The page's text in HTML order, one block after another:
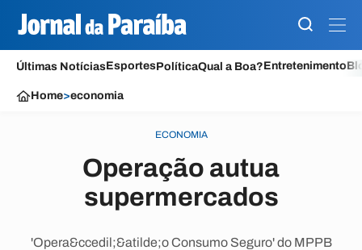
Últimas NotíciasEsportesPolíticaQual a Boa?Entretenimento
Home>economia
ECONOMIA
Operação autua
supermercados
'Opera&ccedil;&atilde;o Consumo Seguro' do MPPB